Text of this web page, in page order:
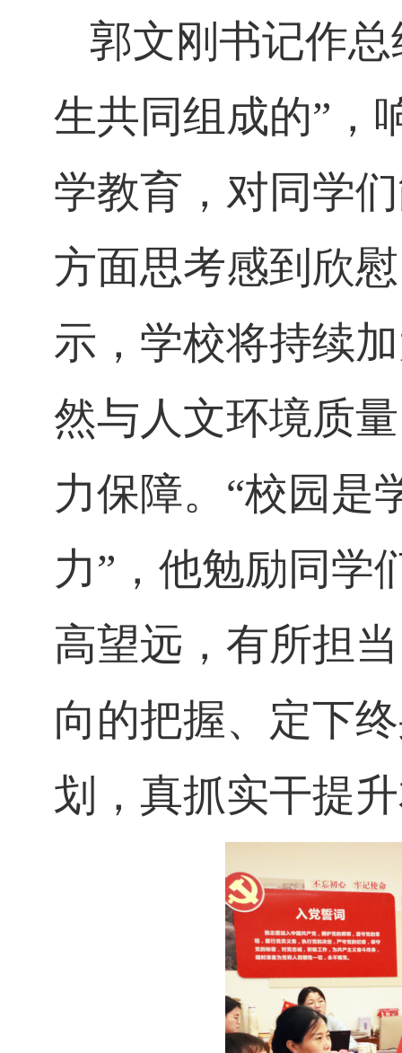
郭文刚书记作
生共同组成的”，
学教育，对同学
方面思考感到欣
示，学校将持续
然与人文环境质
力保障。“校园是
力”，他勉励同学
高望远，有所担
向的把握、定下
划，真抓实干提